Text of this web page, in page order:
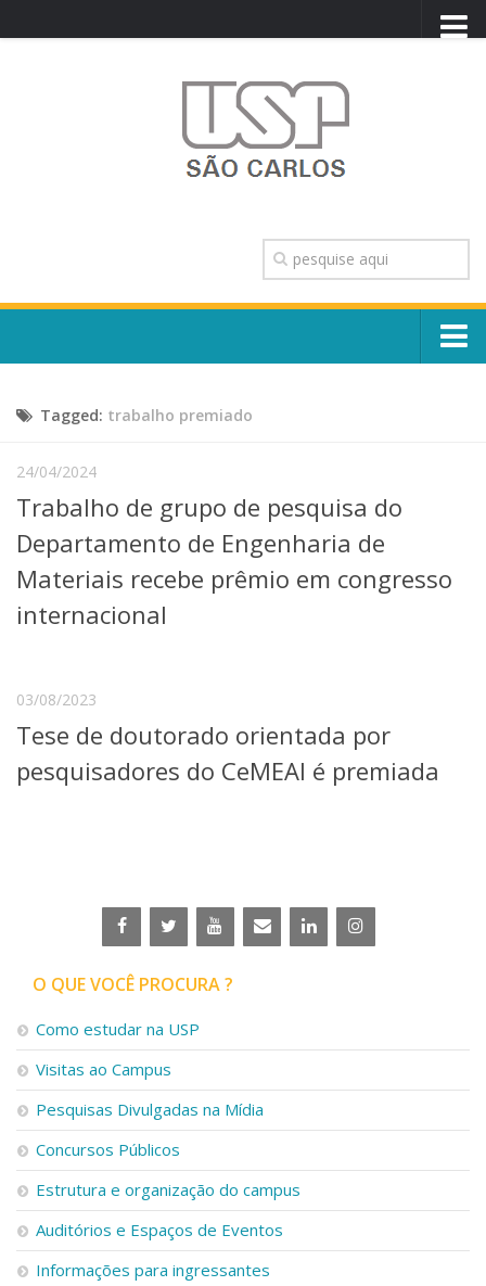
TRANSPARÊNCIA
OUVIDORIA
CONTATO
Escola, Institutos e Órgãos
Núcleos e Comissões
Telefones e Mapas
Ensino
Graduação
Pós-Graduação
Pesquisa e Inovação
Linhas de Pesquisa
Centros, Núcleos e Projetos em Rede
Pós-doutorado
Projetos, Programas e Cursos
Artes, Cultura e Esportes
Museus e Espaços Interativos
Serviços
Apoio ao Estudante
Segurança, Trânsito e Prevenção
RH, Administrativo e Financeiro
Outros serviços
Comunicação
Assessorias e Mídias
Aplicativos e Sites
Jornal da USP
Agenda de Eventos
Defesa de Teses
Tagged: trabalho premiado
24/04/2024
Trabalho de grupo de pesquisa do
Departamento de Engenharia de
Materiais recebe prêmio em congresso
internacional
03/08/2023
Tese de doutorado orientada por
pesquisadores do CeMEAI é premiada
O QUE VOCÊ PROCURA ?
Como estudar na USP
Visitas ao Campus
Pesquisas Divulgadas na Mídia
Concursos Públicos
Estrutura e organização do campus
Auditórios e Espaços de Eventos
Informações para ingressantes